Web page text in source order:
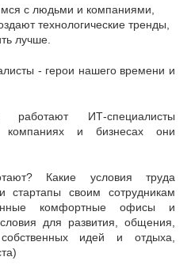
с людьми и компаниями,
технологические тренды,
лучше.
- герои нашего времени и
ИТ-специалисты
компаниях и бизнесах они
Какие условия труда
стартапы своим сотрудникам
комфортные офисы и
для развития, общения,
идей и отдыха,